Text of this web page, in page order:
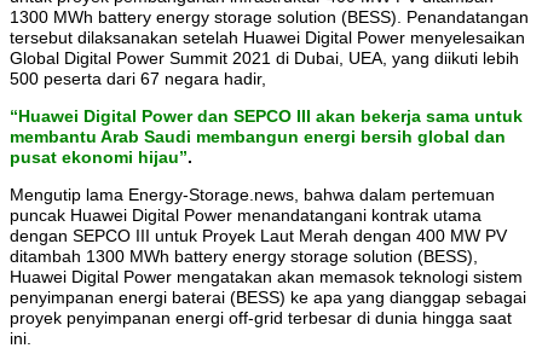
1300 MWh battery energy storage solution (BESS). Penandatangan
tersebut dilaksanakan setelah Huawei Digital Power menyelesaikan
Global Digital Power Summit 2021 di Dubai, UEA, yang diikuti lebih
500 peserta dari 67 negara hadir,
“Huawei Digital Power dan SEPCO III akan bekerja sama untuk
membantu Arab Saudi membangun energi bersih global dan
pusat ekonomi hijau”.
Mengutip lama Energy-Storage.news, bahwa dalam pertemuan
puncak Huawei Digital Power menandatangani kontrak utama
dengan SEPCO III untuk Proyek Laut Merah dengan 400 MW PV
ditambah 1300 MWh battery energy storage solution (BESS),
Huawei Digital Power mengatakan akan memasok teknologi sistem
penyimpanan energi baterai (BESS) ke apa yang dianggap sebagai
proyek penyimpanan energi off-grid terbesar di dunia hingga saat
ini.